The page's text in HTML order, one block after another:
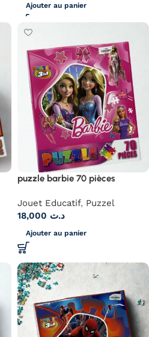
Ajouter au panier
puzzle barbie 70 pièces
Jouet Educatif, Puzzel
د.ت
Ajouter au panier